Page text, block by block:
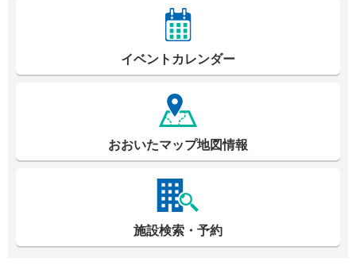
イベントカレンダー
おおいたマップ地図情報
施設検索・予約